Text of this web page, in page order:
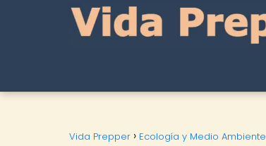
Vida Prepper Ecología y Medio Ambiente